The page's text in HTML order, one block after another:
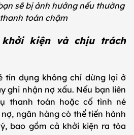
sẽ bị ảnh hưởng nếu thường
toán chậm
kiện và chịu trách
tín dụng không chỉ dừng lại ở
ghi nhận nợ xấu. Nếu bạn liên
thanh toán hoặc cố tình né
ngân hàng có thể tiến hành
bao gồm cả khởi kiện ra tòa